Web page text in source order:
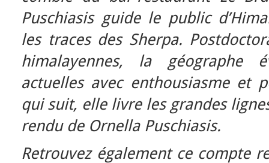
Puschiasis guide le public
les traces des Sherpa.
himalayennes, la géographe
actuelles avec enthousiasme et
qui suit, elle livre les grandes
rendu de Ornella Puschiasis.
Retrouvez également ce compte